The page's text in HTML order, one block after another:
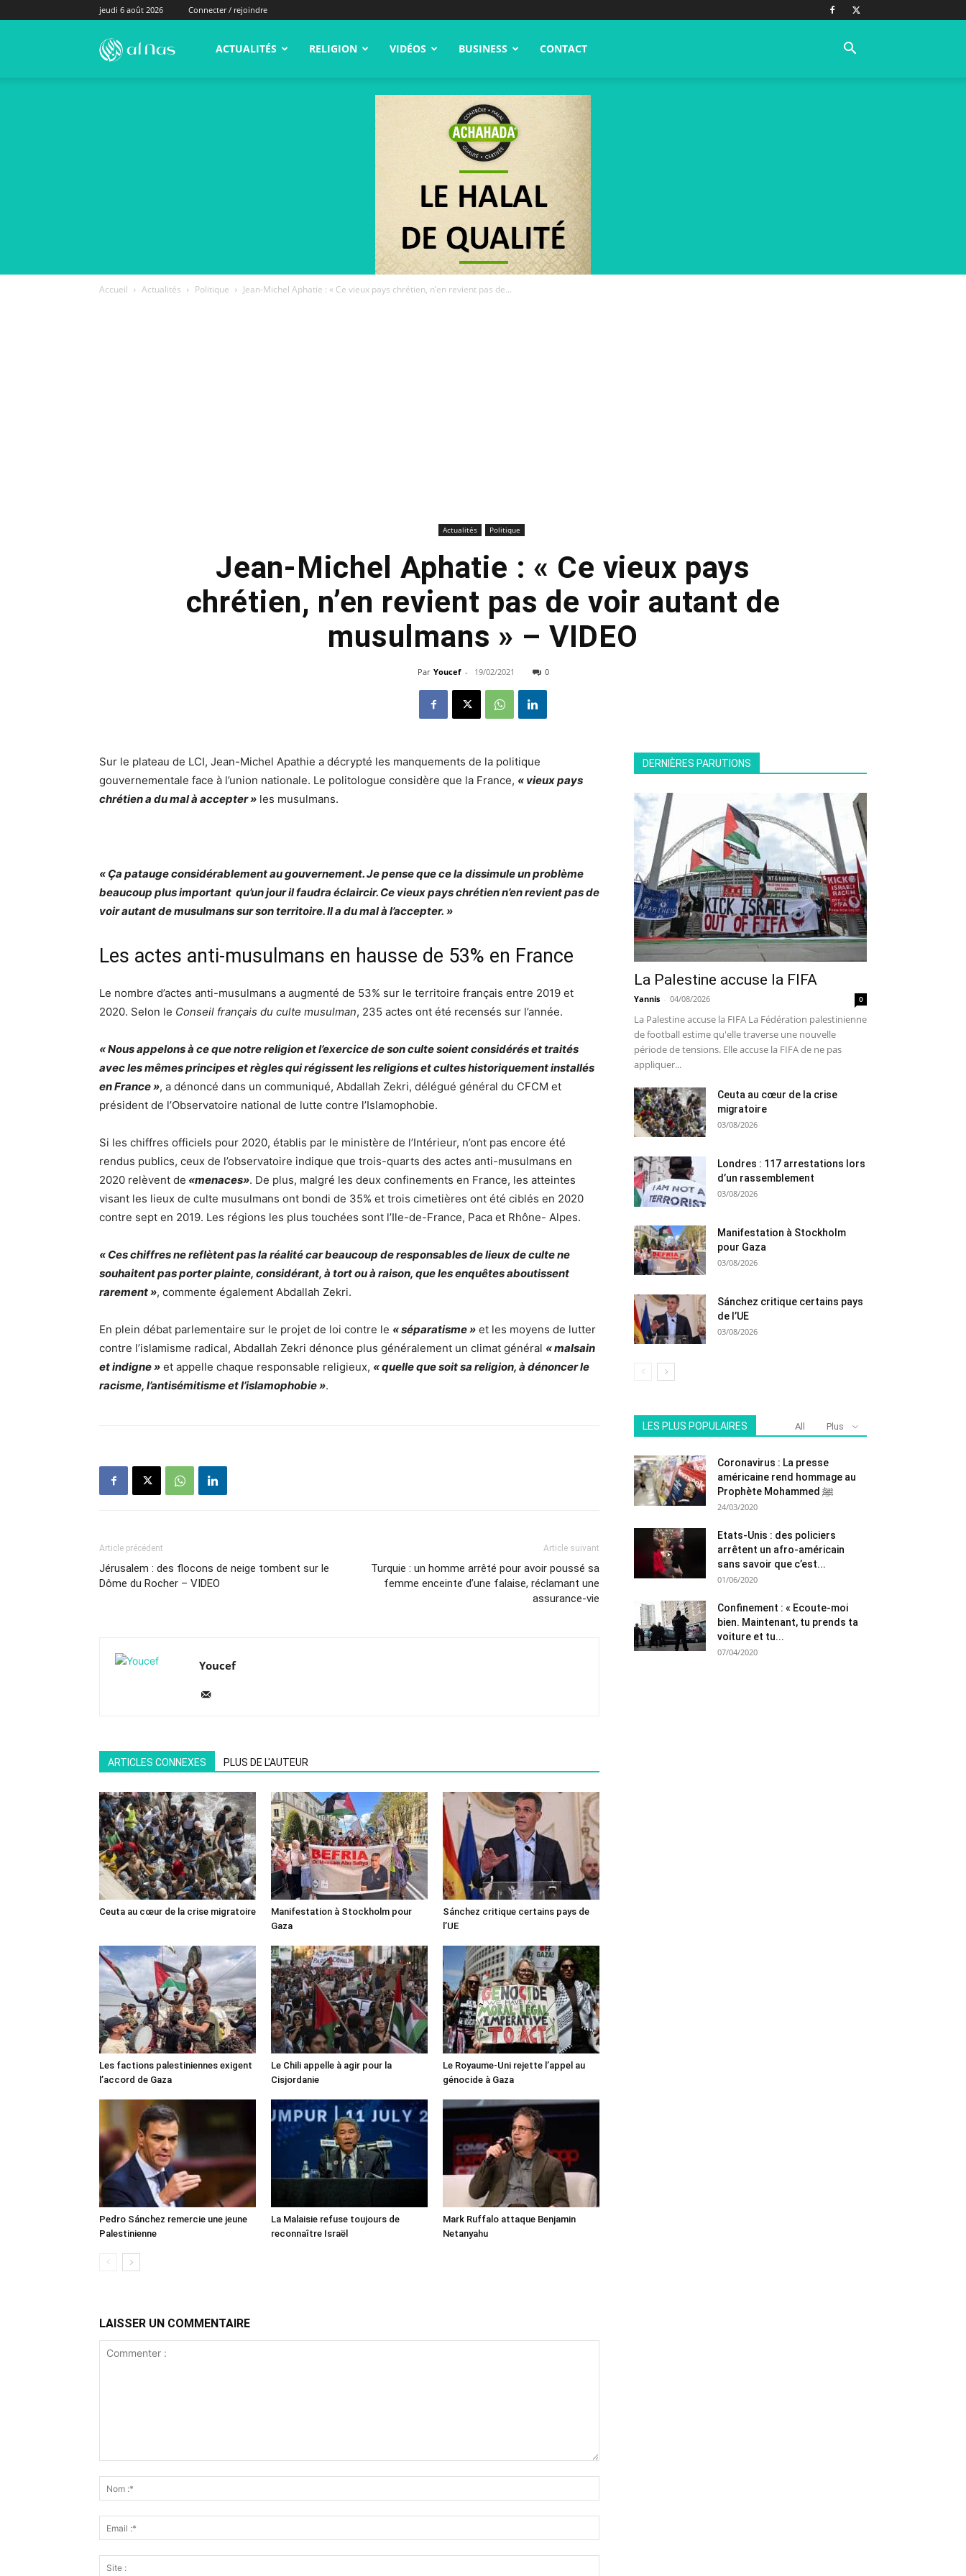
jeudi 6 août 2026 Connecter / rejoindre
alNas.fr ACTUALITÉS RELIGION VIDÉOS BUSINESS CONTACT
Accueil Actualités Politique Jean-Michel Aphatie : « Ce vieux pays chrétien, n’en revient pas de...
Actualités Politique
Jean-Michel Aphatie : « Ce vieux pays
chrétien, n’en revient pas de voir autant de
musulmans » – VIDEO
Par Youcef - 19/02/2021 0
Sur le plateau de LCI, Jean-Michel Apathie a décrypté les manquements de la politique
gouvernementale face à l’union nationale. Le politologue considère que la France, « vieux pays
chrétien a du mal à accepter » les musulmans.
« Ça patauge considérablement au gouvernement. Je pense que ce la dissimule un problème
beaucoup plus important qu’un jour il faudra éclaircir. Ce vieux pays chrétien n’en revient pas de
voir autant de musulmans sur son territoire. Il a du mal à l’accepter. »
Les actes anti-musulmans en hausse de 53% en France
Le nombre d’actes anti-musulmans a augmenté de 53% sur le territoire français entre 2019 et
2020. Selon le Conseil français du culte musulman, 235 actes ont été recensés sur l’année.
« Nous appelons à ce que notre religion et l’exercice de son culte soient considérés et traités
avec les mêmes principes et règles qui régissent les religions et cultes historiquement installés
en France », a dénoncé dans un communiqué, Abdallah Zekri, délégué général du CFCM et
président de l’Observatoire national de lutte contre l’Islamophobie.
Si les chiffres officiels pour 2020, établis par le ministère de l’Intérieur, n’ont pas encore été
rendus publics, ceux de l’observatoire indique que trois-quarts des actes anti-musulmans en
2020 relèvent de «menaces». De plus, malgré les deux confinements en France, les atteintes
visant les lieux de culte musulmans ont bondi de 35% et trois cimetières ont été ciblés en 2020
contre sept en 2019. Les régions les plus touchées sont l’Ile-de-France, Paca et Rhône- Alpes.
« Ces chiffres ne reflètent pas la réalité car beaucoup de responsables de lieux de culte ne
souhaitent pas porter plainte, considérant, à tort ou à raison, que les enquêtes aboutissent
rarement », commente également Abdallah Zekri.
En plein débat parlementaire sur le projet de loi contre le « séparatisme » et les moyens de lutter
contre l’islamisme radical, Abdallah Zekri dénonce plus généralement un climat général « malsain
et indigne » et appelle chaque responsable religieux, « quelle que soit sa religion, à dénoncer le
racisme, l’antisémitisme et l’islamophobie ».
Article précédent
Jérusalem : des flocons de neige tombent sur le
Dôme du Rocher – VIDEO
Article suivant
Turquie : un homme arrêté pour avoir poussé sa
femme enceinte d’une falaise, réclamant une
assurance-vie
Youcef
ARTICLES CONNEXES PLUS DE L'AUTEUR
Ceuta au cœur de la crise migratoire
Manifestation à Stockholm pour
Gaza
Sánchez critique certains pays de
l’UE
Les factions palestiniennes exigent
l’accord de Gaza
Le Chili appelle à agir pour la
Cisjordanie
Le Royaume-Uni rejette l’appel au
génocide à Gaza
Pedro Sánchez remercie une jeune
Palestinienne
La Malaisie refuse toujours de
reconnaître Israël
Mark Ruffalo attaque Benjamin
Netanyahu
LAISSER UN COMMENTAIRE
DERNIÈRES PARUTIONS
La Palestine accuse la FIFA
Yannis - 04/08/2026 0
La Palestine accuse la FIFA La Fédération palestinienne
de football estime qu'elle traverse une nouvelle
période de tensions. Elle accuse la FIFA de ne pas
appliquer...
Ceuta au cœur de la crise
migratoire
03/08/2026
Londres : 117 arrestations lors
d’un rassemblement
03/08/2026
Manifestation à Stockholm
pour Gaza
03/08/2026
Sánchez critique certains pays
de l’UE
03/08/2026
LES PLUS POPULAIRES All Plus
Coronavirus : La presse
américaine rend hommage au
Prophète Mohammed ﷺ
24/03/2020
Etats-Unis : des policiers
arrêtent un afro-américain
sans savoir que c’est...
01/06/2020
Confinement : « Ecoute-moi
bien. Maintenant, tu prends ta
voiture et tu...
07/04/2020